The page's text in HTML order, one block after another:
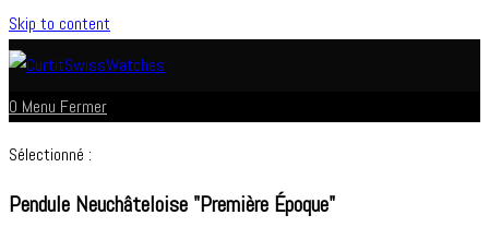
Skip to content
0 Menu Fermer
Sélectionné :
Pendule Neuchâteloise "Première Époque"